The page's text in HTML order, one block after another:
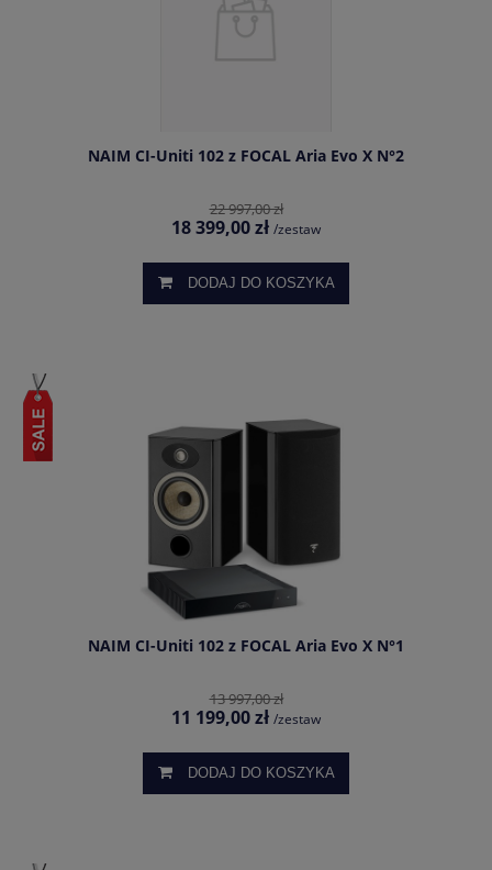
NAIM CI-Uniti 102 z FOCAL Aria Evo X N°2
22 997,00 zł
18 399,00 zł /zestaw
DODAJ DO KOSZYKA
NAIM CI-Uniti 102 z FOCAL Aria Evo X N°1
13 997,00 zł
11 199,00 zł /zestaw
DODAJ DO KOSZYKA